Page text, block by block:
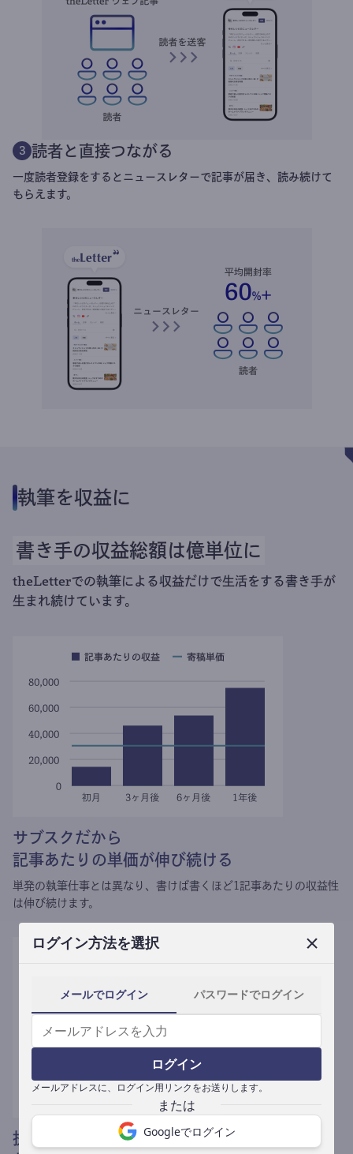
ログイン方法を選択
メールでログイン パスワードでログイン
ログイン
メールアドレスに、ログイン用リンクをお送りします。
Googleでログイン
3 読者と直接つながる
一度読者登録をするとニュースレターで記事が届き、読み続けて
もらえます。
執筆を収益に
書き手の収益総額は億単位に
theLetterでの執筆による収益だけで生活をする書き手が
生まれ続けています。
サブスクだから
記事あたりの単価が伸び続ける
単発の執筆仕事とは異なり、 書けば書くほど1記事あたりの収益性
は伸び続けます。
提携媒体による記事買い取りで